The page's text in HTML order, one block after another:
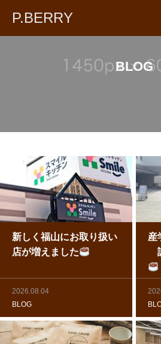
P.BERRY
BLOG
新しく福山にお取り扱い
店が増えました
2026.08.04
BLOG
産